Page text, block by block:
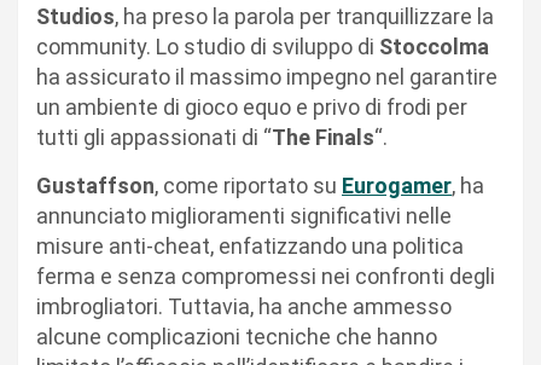
Studios, ha preso la parola per tranquillizzare la
community. Lo studio di sviluppo di Stoccolma
ha assicurato il massimo impegno nel garantire
un ambiente di gioco equo e privo di frodi per
tutti gli appassionati di “The Finals“.
Gustaffson, come riportato su Eurogamer, ha
annunciato miglioramenti significativi nelle
misure anti-cheat, enfatizzando una politica
ferma e senza compromessi nei confronti degli
imbrogliatori. Tuttavia, ha anche ammesso
alcune complicazioni tecniche che hanno